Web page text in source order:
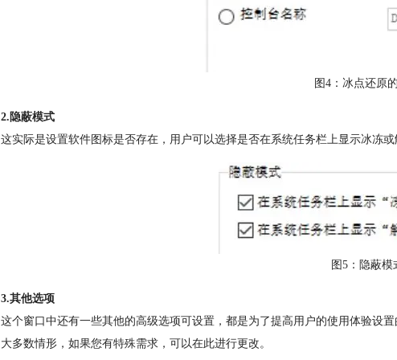
图4：冰点还原
2.隐蔽模式
这实际是设置软件图标是否存在，用户可以选择是否在系统任务栏上显示冰冻
图5：隐蔽模
3.其他选项
这个窗口中还有一些其他的高级选项可设置，都是为了提高用户的使用体验设
大多数情形，如果您有特殊需求，可以在此进行更改。